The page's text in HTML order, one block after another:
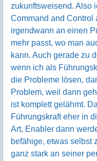
zukunftsweisend. Also
Command and Control
irgendwann an einen
mehr passt, wo man
kann. Auch gerade zu
wenn ich als
die Probleme lösen,
Problem, weil dann
ist komplett gelähmt.
Führungskraft eher in
Art, Enabler dann
befähige, etwas selbst
ganz stark an seiner